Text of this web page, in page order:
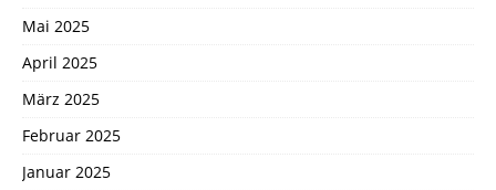
Mai 2025
April 2025
März 2025
Februar 2025
Januar 2025